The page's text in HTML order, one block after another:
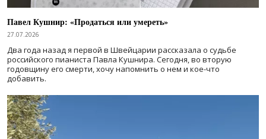
Павел Кушнир: «Продаться или умереть»
27.07.2026
Два года назад я первой в Швейцарии рассказала о судьбе
российского пианиста Павла Кушнира. Сегодня, во вторую
годовщину его смерти, хочу напомнить о нем и кое-что
добавить.